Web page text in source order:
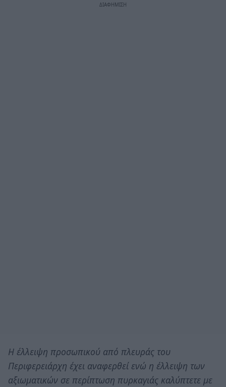
Η έλλειψη προσωπικού από πλευράς του
Περιφερειάρχη έχει αναφερθεί ενώ η έλλειψη των
αξιωματικών σε περίπτωση πυρκαγιάς καλύπτετε με